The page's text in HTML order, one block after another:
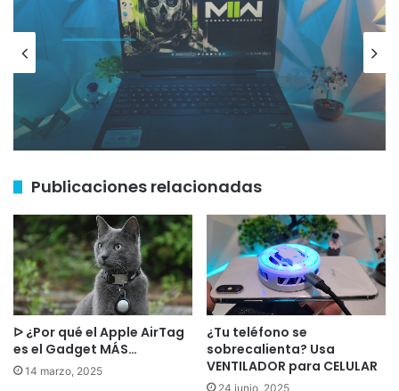
Ver esta publicación en Instagram
Una publicación compartida por Corinna (@blueberrymilk)
Hardware
11 noviembre, 2024
ᐅ ¿Vale la Pena la HP Victus con
Ryzen 5 y RTX 4050? Aquí lo
Descubrimos
Publicaciones relacionadas
ᐅ ¿Por qué el Apple AirTag
es el Gadget MÁS…
14 marzo, 2025
¿Tu teléfono se
sobrecalienta? Usa
VENTILADOR para CELULAR
24 junio, 2025